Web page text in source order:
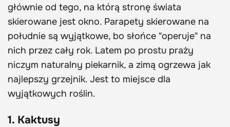
głównie od tego, na którą stronę świata
skierowane jest okno. Parapety skierowane na
południe są wyjątkowe, bo słońce "operuje" na
nich przez cały rok. Latem po prostu praży
niczym naturalny piekarnik, a zimą ogrzewa jak
najlepszy grzejnik. Jest to miejsce dla
wyjątkowych roślin.
1. Kaktusy